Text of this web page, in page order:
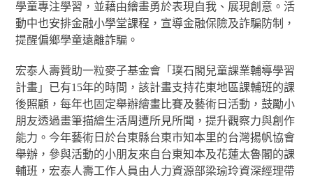
學童專注學習，並藉由繪畫勇於表現自我、展現創意。活
動中也安排金融小學堂課程，宣導金融保險及詐騙防制，
提醒偏鄉學童遠離詐騙。
宏泰人壽贊助一粒麥子基金會「璞石閣兒童課業輔導學習
計畫」已有15年的時間，該計畫支持花東地區課輔班的課
後照顧，每年也固定舉辦繪畫比賽及藝術日活動，鼓勵小
朋友透過畫筆描繪生活周遭所見所聞，提升觀察力與創作
能力。今年藝術日於台東縣台東市知本里的台灣揚帆協會
舉辦，參與活動的小朋友來自台東知本及花蓮太魯閣的課
輔班，宏泰人壽工作人員由人力資源部梁瑜玲資深經理帶